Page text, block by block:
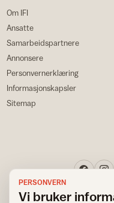
Om IFI
Ansatte
Samarbeidspartnere
Annonsere
Personvernerklæring
Informasjonskapsler
Sitemap
PERSONVERN
Vi bruker